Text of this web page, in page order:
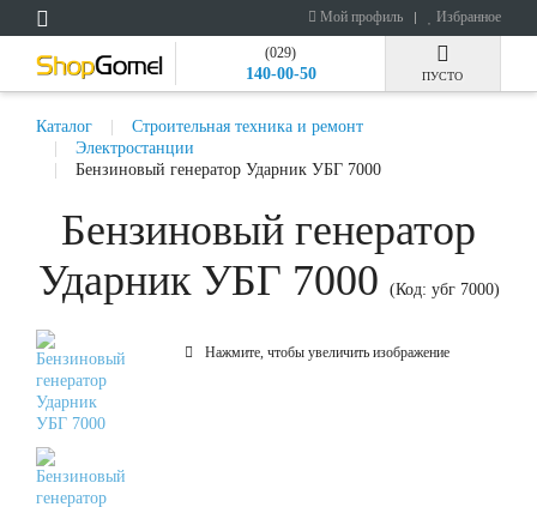
Мой профиль Избранное
(029)
140-00-50 ПУСТО
Каталог
Строительная техника и ремонт
Электростанции
Бензиновый генератор Ударник УБГ 7000
Бензиновый генератор
Ударник УБГ 7000
(Код: убг 7000)
Нажмите, чтобы увеличить изображение